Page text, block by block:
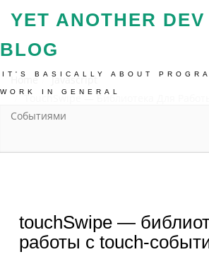
YET ANOTHER DEV
BLOG
IT'S BASICALLY ABOUT
WORK IN GENERAL
Home
Javascript
TouchSwipe — Библиотека Для
Событиями
touchSwipe —
работы с touch-